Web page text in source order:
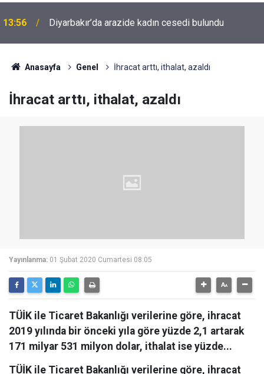
13:56 Diyarbakır’da arazide kadın cesedi bulundu
Anasayfa Genel İhracat arttı, ithalat, azaldı
İhracat arttı, ithalat, azaldı
Yayınlanma: 01 Şubat 2020 Cumartesi 08:05
TÜİK ile Ticaret Bakanlığı verilerine göre, ihracat
2019 yılında bir önceki yıla göre yüzde 2,1 artarak
171 milyar 531 milyon dolar, ithalat ise yüzde...
TÜİK ile Ticaret Bakanlığı verilerine göre, ihracat